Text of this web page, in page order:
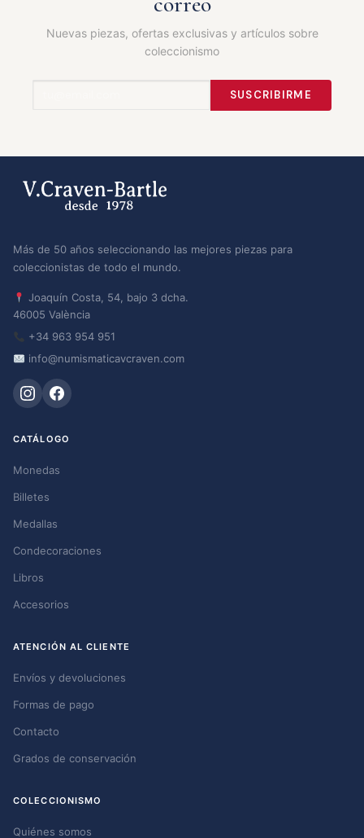
Nuevas piezas, ofertas exclusivas y artículos sobre
coleccionismo
SUSCRIBIRME
Más de 50 años seleccionando las mejores piezas para
coleccionistas de todo el mundo.
Joaquín Costa, 54, bajo 3 dcha.
46005 València
+34 963 954 951
info@numismaticavcraven.com
CATÁLOGO
Monedas
Billetes
Medallas
Condecoraciones
Libros
Accesorios
ATENCIÓN AL CLIENTE
Envíos y devoluciones
Formas de pago
Contacto
Grados de conservación
COLECCIONISMO
Quiénes somos